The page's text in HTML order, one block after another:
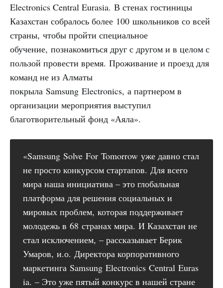
Electronics Central Eurasia. В стенах гостиницы
Казахстан собралось более 100 школьников со всей
страны, чтобы пройти специальное
обучение, познакомиться друг с другом и в целом с
пользой провести время. Проживание и проезд для
команд не из Алматы
покрыла Samsung Electronics, а партнером в
организации мероприятия выступил
благотворительный фонд «Аяла».
«Samsung Solve For Tomorrow уже давно стал
не просто конкурсом стартапов. Для всего
мира наша инициатива – это глобальная
платформа для решения социальных и
мировых проблем, которая поддерживает
молодежь в 68 странах мира. И Казахстан не
стал исключением, – рассказывает Берик
Умаров, и.о. Директора корпоративного
маркетинга Samsung Electronics Central Euras
ia. – Это уже пятый конкурс в нашей стране